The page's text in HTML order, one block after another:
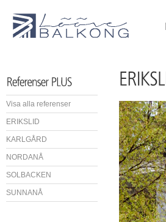
Visa alla referenser
ERIKSLID
KARLGÅRD
NORDANÅ
SOLBACKEN
SUNNANÅ